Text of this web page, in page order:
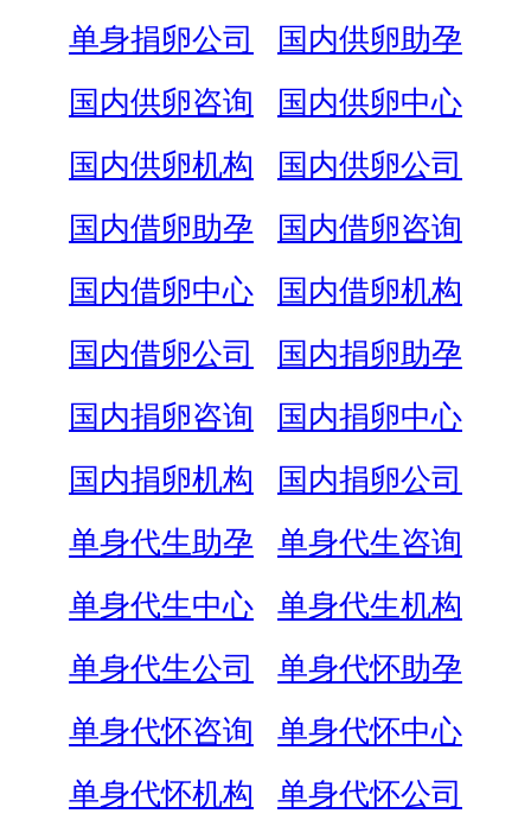
单身捐卵公司
国内供卵助孕
国内供卵咨询
国内供卵中心
国内供卵机构
国内供卵公司
国内借卵助孕
国内借卵咨询
国内借卵中心
国内借卵机构
国内借卵公司
国内捐卵助孕
国内捐卵咨询
国内捐卵中心
国内捐卵机构
国内捐卵公司
单身代生助孕
单身代生咨询
单身代生中心
单身代生机构
单身代生公司
单身代怀助孕
单身代怀咨询
单身代怀中心
单身代怀机构
单身代怀公司